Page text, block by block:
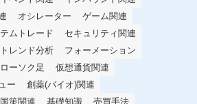
オシレーター
ゲーム関連
ムトレード
セキュリティ関連
トレンド分析
フォーメーション
ローソク足
仮想通貨関連
ー
創薬(バイオ)関連
国策関連 基礎知識
売買手法